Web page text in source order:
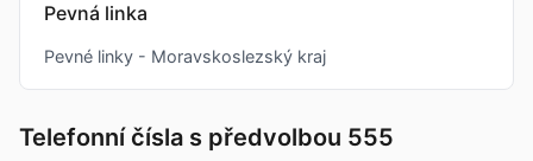
Pevná linka
Pevné linky - Moravskoslezský kraj
Telefonní čísla s předvolbou 555